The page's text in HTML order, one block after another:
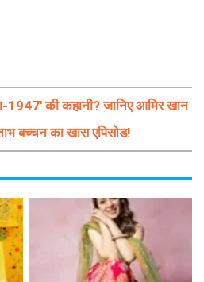
1947' की कहानी? जानिए आमिर खान
बच्चन का खास एपिसोड!